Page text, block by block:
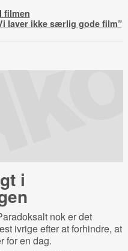
filmen
laver ikke særlig gode film”
i
nok er det
ivrige efter at forhindre, at
for en dag.